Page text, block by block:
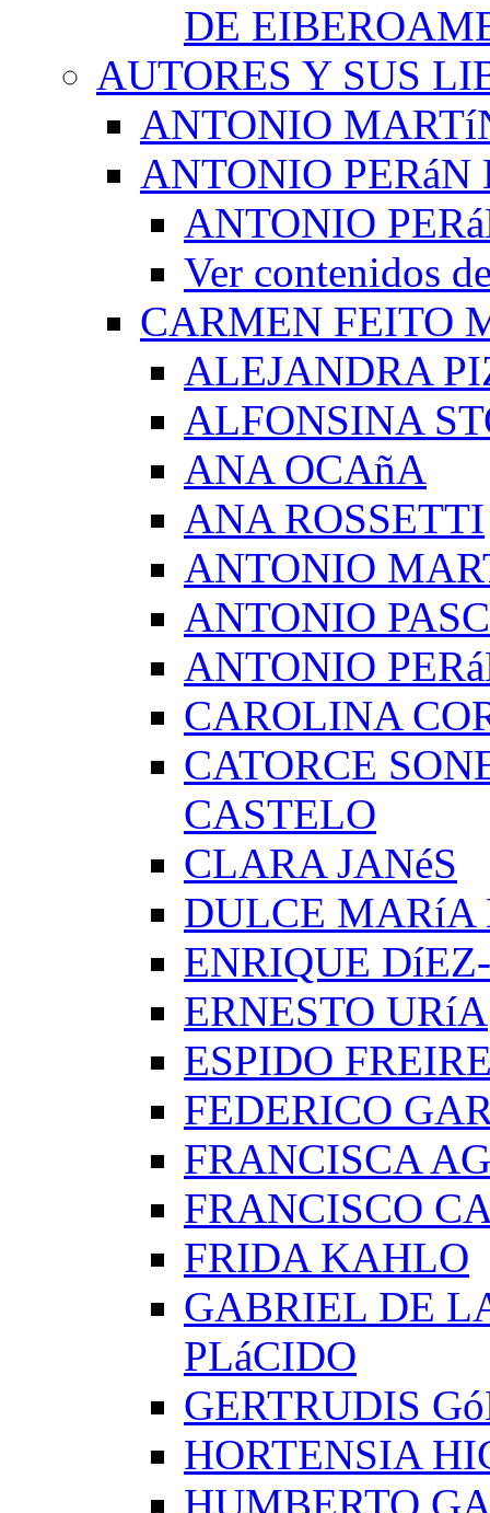
DE
AUTORES Y SUS
ANTONIO
ANTONIO PERáN
ANTONIO
Ver contenidos
CARMEN FEITO
ALEJANDRA
ALFONSINA
ANA OCAñA
ANA ROSSETTI
ANTONIO
ANTONIO
ANTONIO
CAROLINA
CATORCE
CASTELO
CLARA JANéS
DULCE MARíA
ENRIQUE
ERNESTO URíA
ESPIDO
FEDERICO
FRANCISCA
FRANCISCO
FRIDA KAHLO
GABRIEL DE
PLáCIDO
GERTRUDIS
HORTENSIA
HUMBERTO